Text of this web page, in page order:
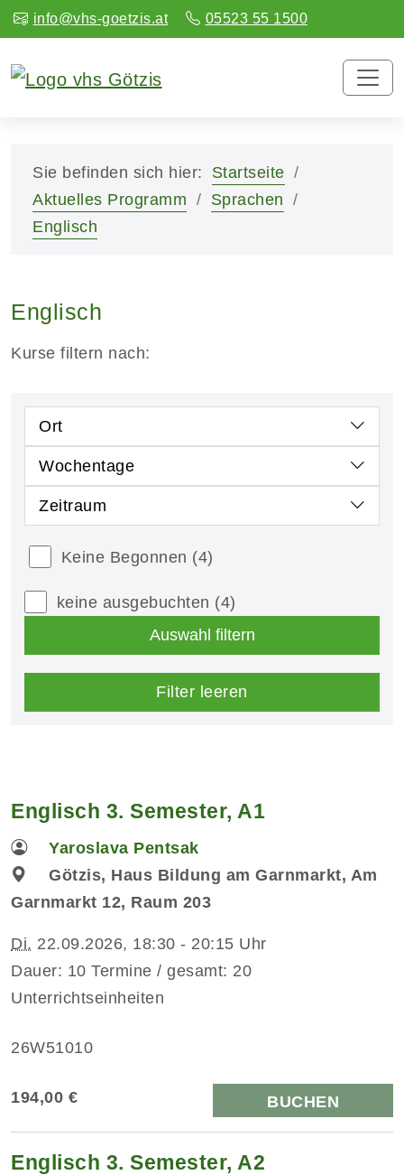
info@vhs-goetzis.at 05523 55 1500
Sie befinden sich hier:
Startseite
Aktuelles Programm
Sprachen
Englisch
Englisch
Kurse filtern nach:
Ort
Wochentage
Zeitraum
Keine Begonnen (4)
keine ausgebuchten (4)
Auswahl filtern
Filter leeren
Englisch 3. Semester, A1
Yaroslava Pentsak
Götzis, Haus Bildung am Garnmarkt, Am
Garnmarkt 12, Raum 203
Di. 22.09.2026, 18:30 - 20:15 Uhr
Dauer: 10 Termine / gesamt: 20
Unterrichtseinheiten
26W51010
194,00 € BUCHEN
Englisch 3. Semester, A2